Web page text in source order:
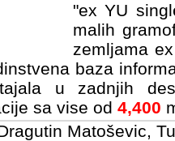
"ex YU
malih
zemljama
baza
u zadnjih
sa vise od 4,400
Matoševic,